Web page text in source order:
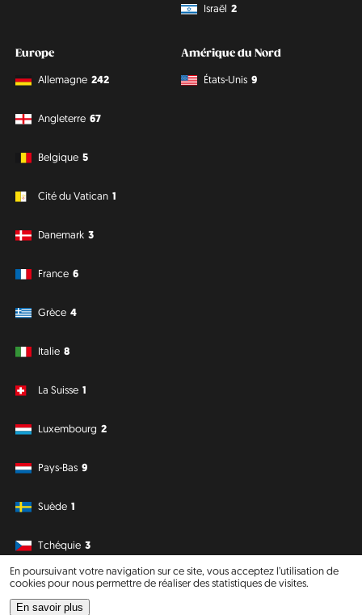
En poursuivant votre navigation sur ce site, vous acceptez l’utilisation de
cookies pour nous permettre de réaliser des statistiques de visites.
En savoir plus
Israël 2
Europe
Allemagne 242
Angleterre 67
Belgique 5
Cité du Vatican 1
Danemark 3
France 6
Grèce 4
Italie 8
La Suisse 1
Luxembourg 2
Pays-Bas 9
Suède 1
Tchéquie 3
Amérique du Nord
États-Unis 9
Amérique du Sud Océanie
Philipp J. Conrad